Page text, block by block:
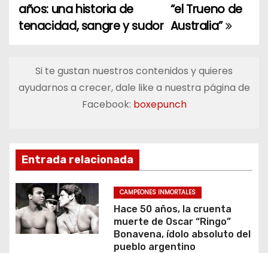
a
g
c
i
ó
n
“el Trueno de
Australia”
años: una historia de
tenacidad, sangre y sudor
Si te gustan nuestros contenidos y quieres
ayudarnos a crecer, dale like a nuestra página de
Facebook: boxepunch
Entrada relacionada
CAMPEONES INMORTALES
Hace 50 años, la cruenta
muerte de Oscar “Ringo”
Bonavena, ídolo absoluto del
pueblo argentino